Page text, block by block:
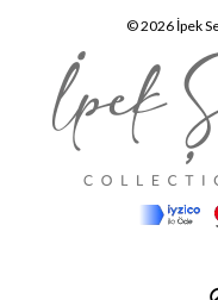
© 2026 İpek